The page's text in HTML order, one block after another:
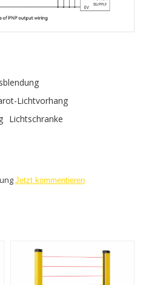
Lichtvorhang
Lichtschranke
Jetzt kommentieren